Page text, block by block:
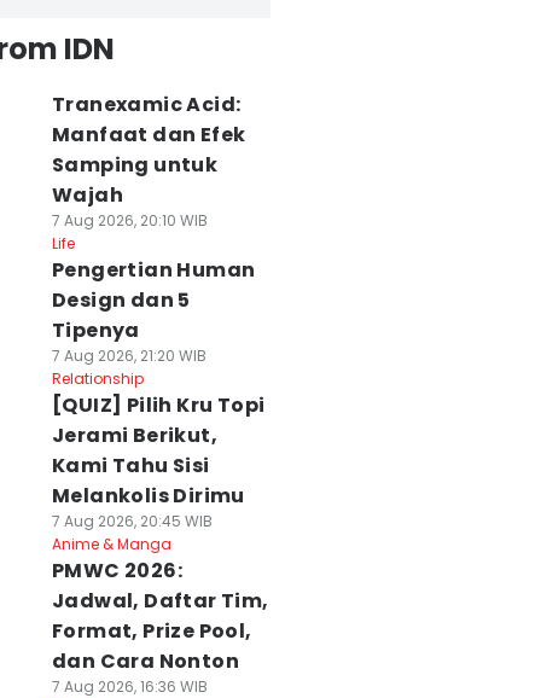
IDN
Tranexamic Acid:
Manfaat dan Efek
Samping untuk
Wajah
7 Aug 2026, 20:10 WIB
Life
Pengertian Human
Design dan 5
Tipenya
7 Aug 2026, 21:20 WIB
Relationship
[QUIZ] Pilih Kru Topi
Jerami Berikut,
Kami Tahu Sisi
Melankolis Dirimu
7 Aug 2026, 20:45 WIB
Anime & Manga
PMWC 2026:
Jadwal, Daftar Tim,
Format, Prize Pool,
dan Cara Nonton
7 Aug 2026, 16:36 WIB